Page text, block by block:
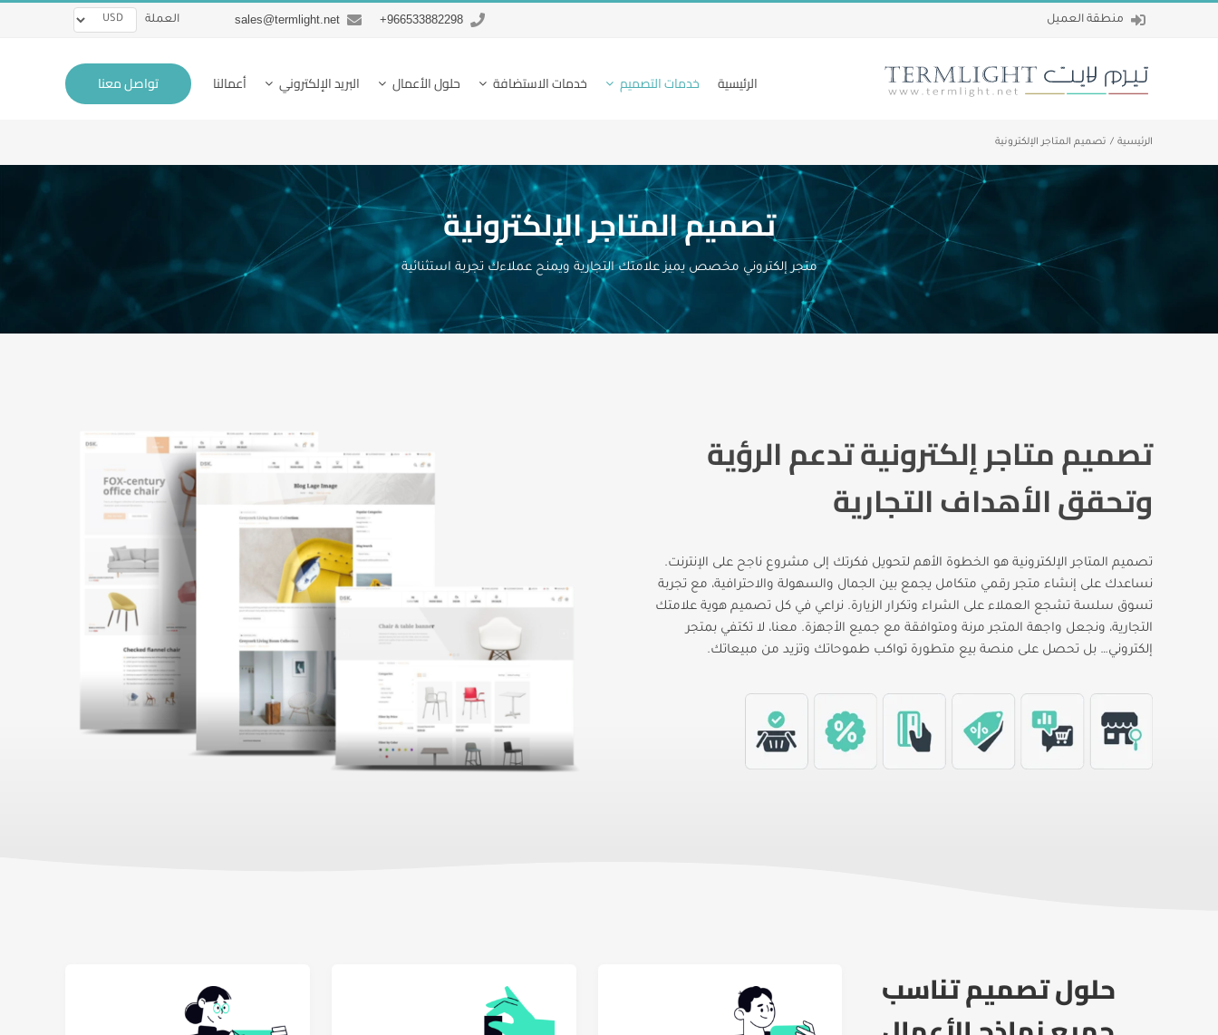
منطقة العميل 966533882298+
sales@termlight.net العملة
الرئيسية خدمات التصميم خدمات الاستضافة حلول الأعمال البريد الإلكتروني أعمالنا تواصل معنا
الرئيسية تصميم المتاجر الإلكترونية
تصميم المتاجر الإلكترونية
متجر إلكتروني مخصص يميز علامتك التجارية ويمنح عملاءك تجربة استثنائية
تصميم متاجر إلكترونية تدعم الرؤية
وتحقق الأهداف التجارية
تصميم المتاجر الإلكترونية هو الخطوة الأهم لتحويل فكرتك إلى مشروع ناجح على الإنترنت.
نساعدك على إنشاء متجر رقمي متكامل يجمع بين الجمال والسهولة والاحترافية، مع تجربة
تسوق سلسة تشجع العملاء على الشراء وتكرار الزيارة. نراعي في كل تصميم هوية علامتك
التجارية، ونجعل واجهة المتجر مرنة ومتوافقة مع جميع الأجهزة. معنا، لا تكتفي بمتجر
إلكتروني… بل تحصل على منصة بيع متطورة تواكب طموحاتك وتزيد من مبيعاتك.
حلول تصميم تناسب